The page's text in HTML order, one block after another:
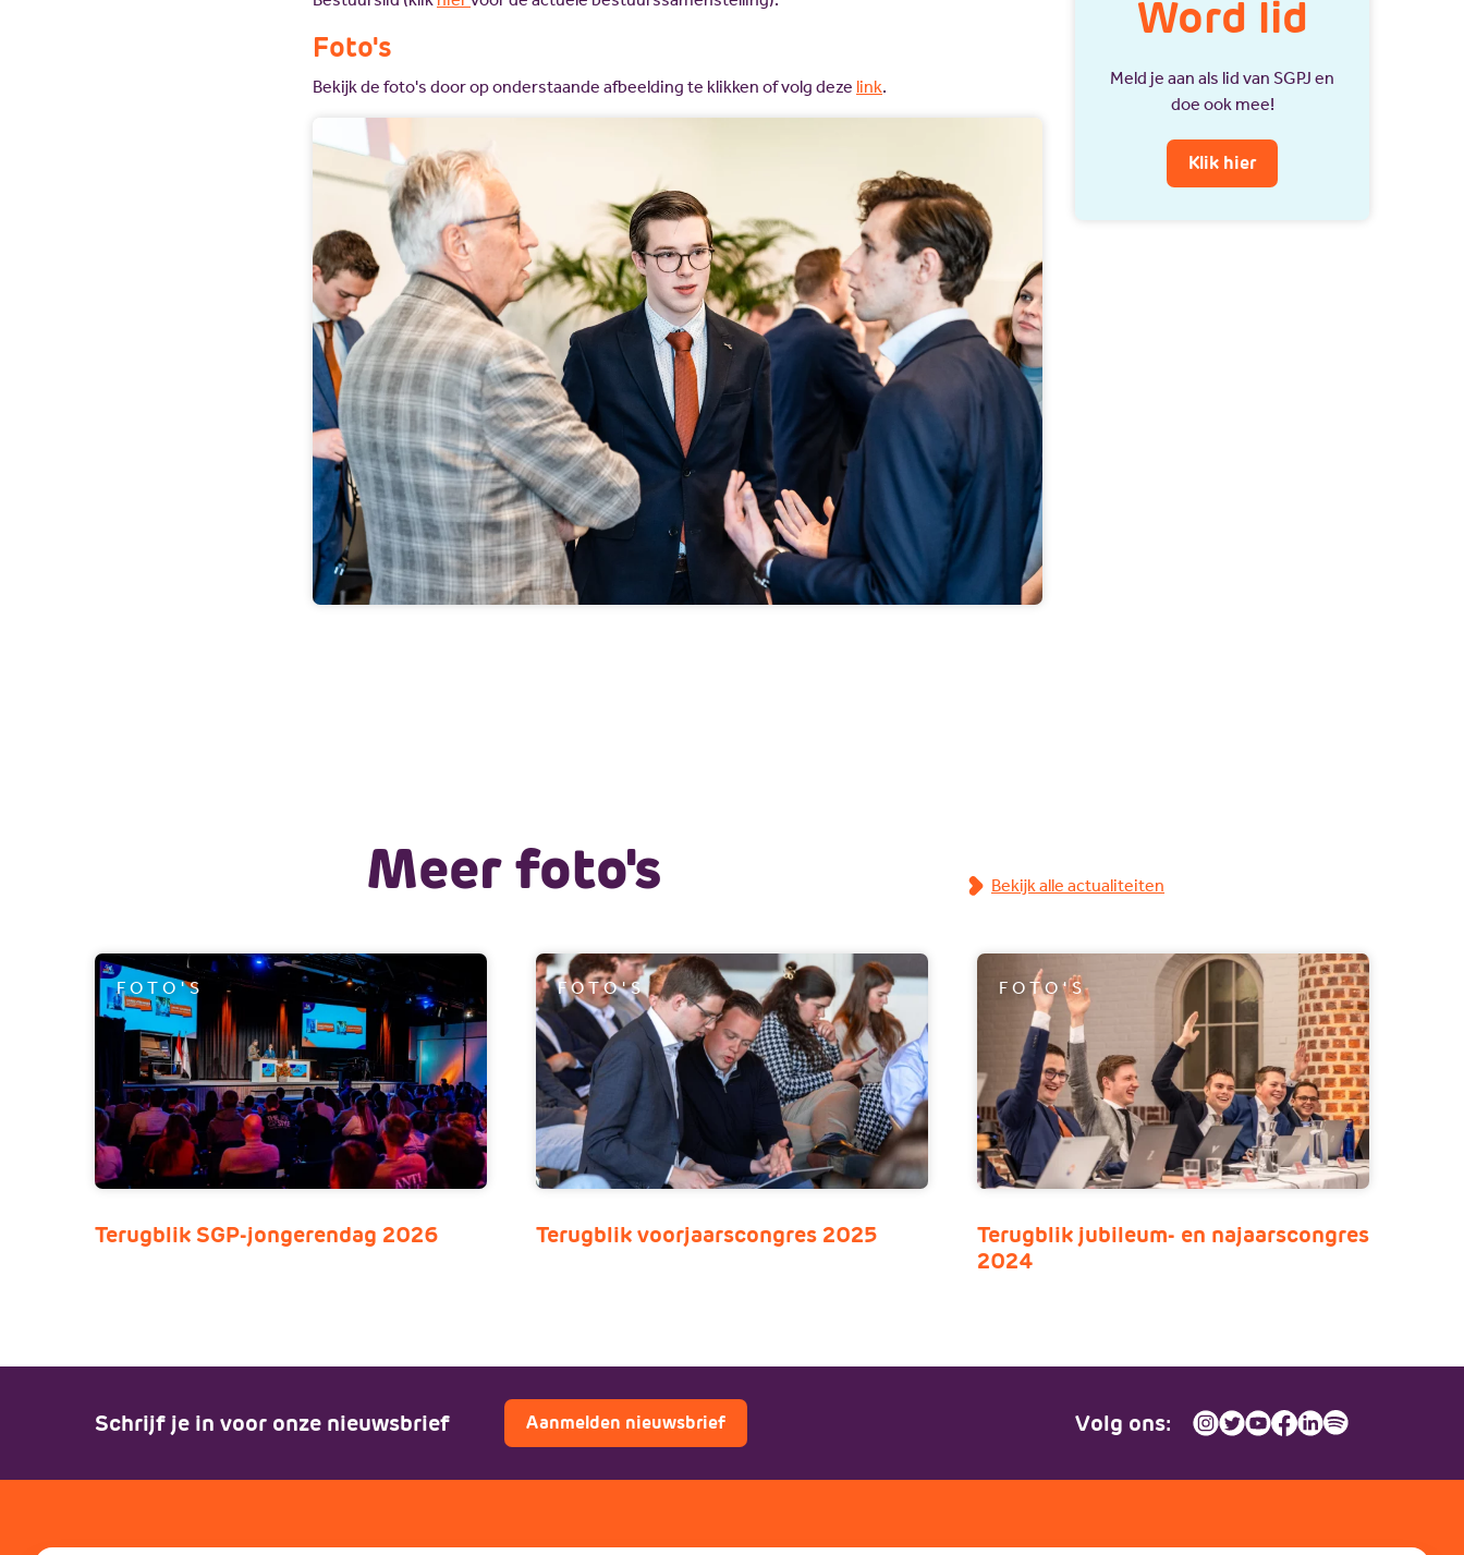
Foto's
Bekijk de foto's door op onderstaande afbeelding te klikken of volg deze link.
Word lid
Meld je aan als lid van SGPJ en
doe ook mee!
Klik hier
Meer foto's Bekijk alle actualiteiten
FOTO'S
Terugblik SGP-jongerendag 2026
FOTO'S
Terugblik voorjaarscongres 2025
FOTO'S
Terugblik jubileum- en najaarscongres
2024
Schrijf je in voor onze nieuwsbrief Aanmelden nieuwsbrief Volg ons: